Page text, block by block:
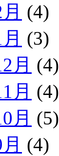
(4)
(3)
月 (4)
月 (4)
月 (5)
(4)